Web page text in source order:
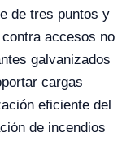
de tres puntos y
accesos no
galvanizados
cargas
eficiente del
de incendios